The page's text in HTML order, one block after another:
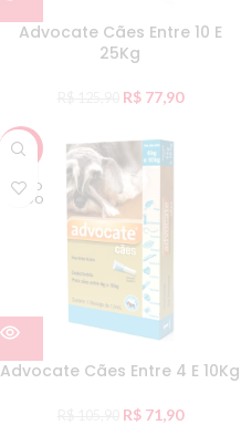
Advocate Cães Entre 10 E
25Kg
R$77,90
-32%
ESGO
TADO
Advocate Cães Entre 4 E 10Kg
R$71,90